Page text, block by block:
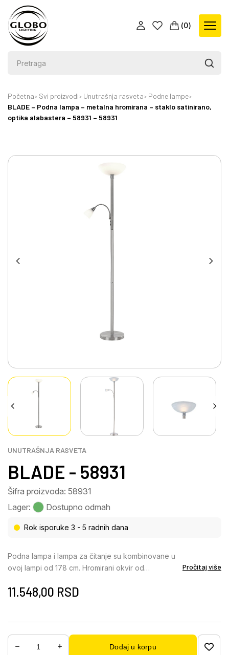
(0)
Početna Svi proizvodi Unutrašnja rasveta
Podne lampe
BLADE – Podna lampa – metalna hromirana – staklo satinirano,
optika alabastera – 58931 – 58931
UNUTRAŠNJA RASVETA
BLADE - 58931
Šifra proizvoda: 58931
Lager:
Dostupno odmah
Rok isporuke 3 - 5 radnih dana
Podna lampa i lampa za čitanje su kombinovane u
ovoj lampi od 178 cm. Hromirani okvir od
završenim staklom. Lampa takođe ima prekidač. Sa
intenzitet svetlosti. Zbog njihove uštede energije i
izdržljivosti, preporučujemo LED lampe.
Pročitaj više
11.548,00 RSD
Dodaj u korpu